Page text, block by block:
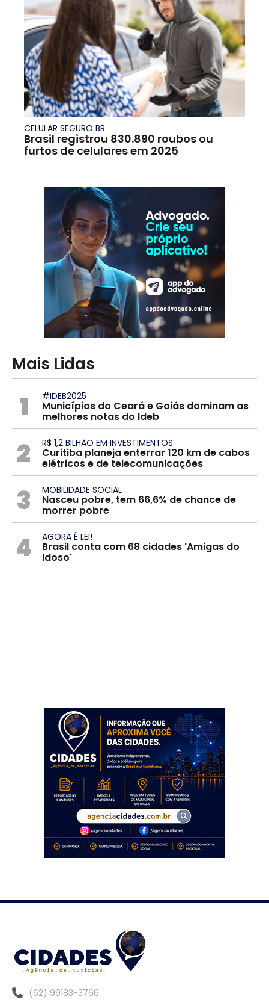
CELULAR SEGURO BR
Brasil registrou 830.890 roubos ou
furtos de celulares em 2025
Mais Lidas
1 #IDEB2025
Municípios do Ceará e Goiás dominam as
melhores notas do Ideb
2 R$ 1,2 BILHÃO EM INVESTIMENTOS
Curitiba planeja enterrar 120 km de cabos
elétricos e de telecomunicações
3 MOBILIDADE SOCIAL
Nasceu pobre, tem 66,6% de chance de
morrer pobre
4 AGORA É LEI!
Brasil conta com 68 cidades 'Amigas do
Idoso'
(62) 99183-3766